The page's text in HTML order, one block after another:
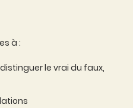
à :
le vrai du faux,